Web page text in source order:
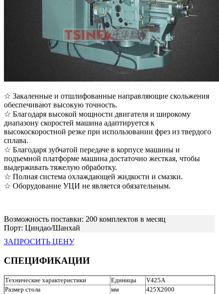
☆ Закаленные и отшлифованные направляющие скольжения
обеспечивают высокую точность.
☆ Благодаря высокой мощности двигателя и широкому
диапазону скоростей машина адаптируется к
высокоскоростной резке при использовании фрез из твердого
сплава.
☆ Благодаря зубчатой передаче в корпусе машины и
подъемной платформе машина достаточно жесткая, чтобы
выдерживать тяжелую обработку.
☆ Полная система охлаждающей жидкости и смазки.
☆ Оборудование УЦИ не является обязательным.
Возможность поставки: 200 комплектов в месяц
Порт: Циндао/Шанхай
ЗАПРОСИТЬ ЦЕНУ
СПЕЦИФИКАЦИИ
Технические характеристики Единицы
V425A
Размер стола
мм
425X2000